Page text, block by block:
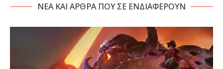
NΕΑ ΚΑΙ ΑΡΘΡΑ ΠΟΥ ΣΕ ΕΝΔΙΑΦΕΡΟΥΝ